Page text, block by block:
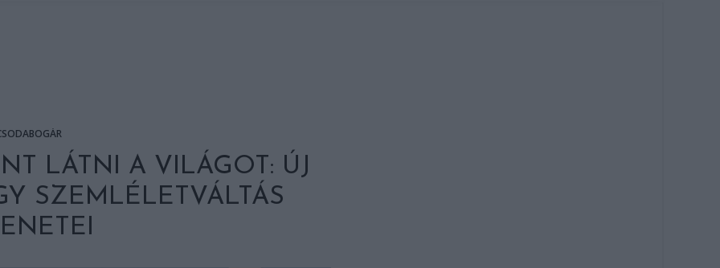
LÁTNI A VILÁGOT: ÚJ
SZEMLÉLETVÁLTÁS